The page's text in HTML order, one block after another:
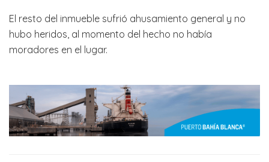
El resto del inmueble sufrió ahusamiento general y no
hubo heridos, al momento del hecho no había
moradores en el lugar.